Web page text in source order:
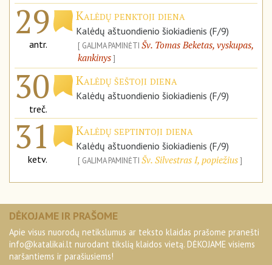
29
antr.
Kalėdų penktoji diena
Kalėdų aštuondienio šiokiadienis (F/9)
GALIMA PAMINĖTI Šv. Tomas Beketas, vyskupas,
kankinys
30
treč.
Kalėdų šeštoji diena
Kalėdų aštuondienio šiokiadienis (F/9)
31
ketv.
Kalėdų septintoji diena
Kalėdų aštuondienio šiokiadienis (F/9)
GALIMA PAMINĖTI Šv. Silvestras I, popiežius
DĖKOJAME IR PRAŠOME
Apie visus nuorodų netikslumus ar teksto klaidas prašome pranešti
info@katalikai.lt nurodant tikslią klaidos vietą. DĖKOJAME visiems
naršantiems ir parašiusiems!